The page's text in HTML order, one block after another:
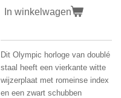
In winkelwagen
Dit Olympic horloge van doublé
staal heeft een vierkante witte
wijzerplaat met romeinse index
en een zwart schubben